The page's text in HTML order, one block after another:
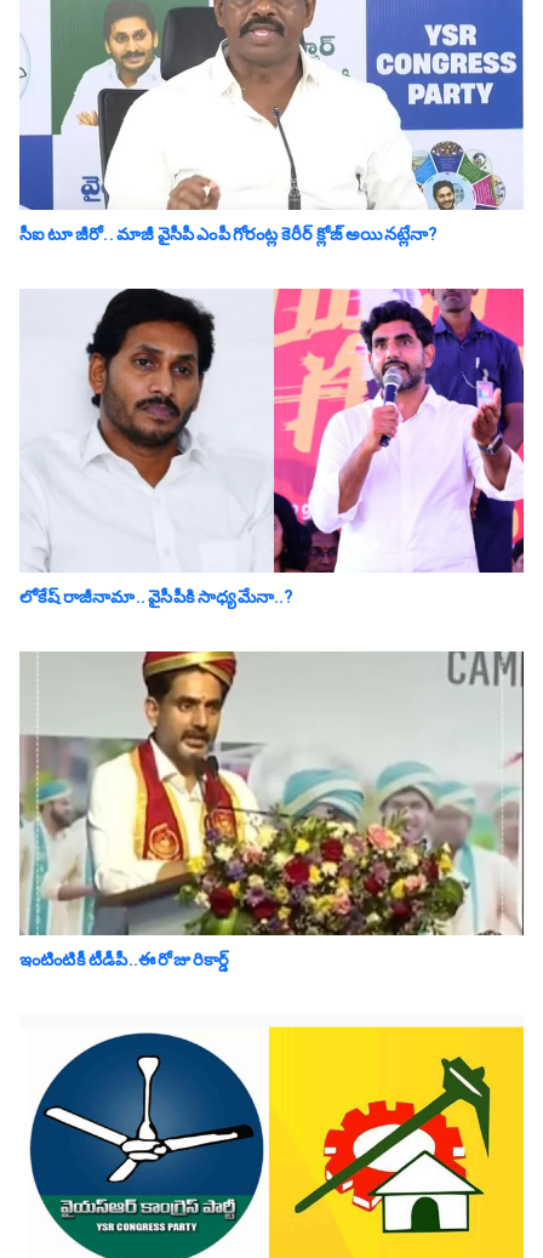
సీఐ టూ జీరో.. మాజీ వైసీపీ ఎంపీ గోరంట్ల కెరీర్ క్లోజ్ అయిన‌ట్లేనా?
లోకేష్ రాజీనామా.. వైసీపీకి సాధ్య‌మేనా..?
ఇంటింటికీ టీడీపీ..ఈ రోజు రికార్డ్